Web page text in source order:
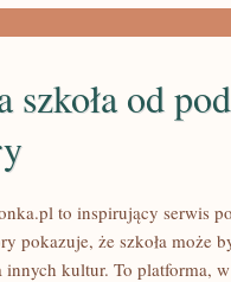
szkoła od
to inspirujący serwis
pokazuje, że szkoła może
innych kultur. To platforma,